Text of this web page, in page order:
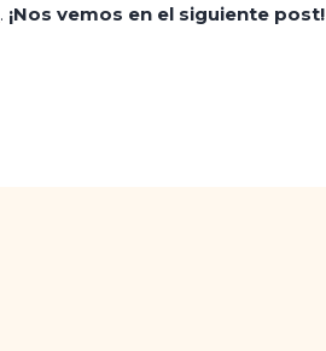
. ¡Nos vemos en el siguiente post!